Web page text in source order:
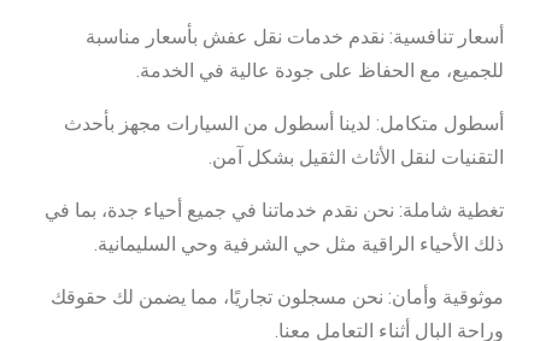
أسعار تنافسية: نقدم خدمات نقل عفش بأسعار مناسبة
للجميع، مع الحفاظ على جودة عالية في الخدمة.
أسطول متكامل: لدينا أسطول من السيارات مجهز بأحدث
التقنيات لنقل الأثاث الثقيل بشكل آمن.
تغطية شاملة: نحن نقدم خدماتنا في جميع أحياء جدة، بما في
ذلك الأحياء الراقية مثل حي الشرفية وحي السليمانية.
موثوقية وأمان: نحن مسجلون تجاريًا، مما يضمن لك حقوقك
وراحة البال أثناء التعامل معنا.